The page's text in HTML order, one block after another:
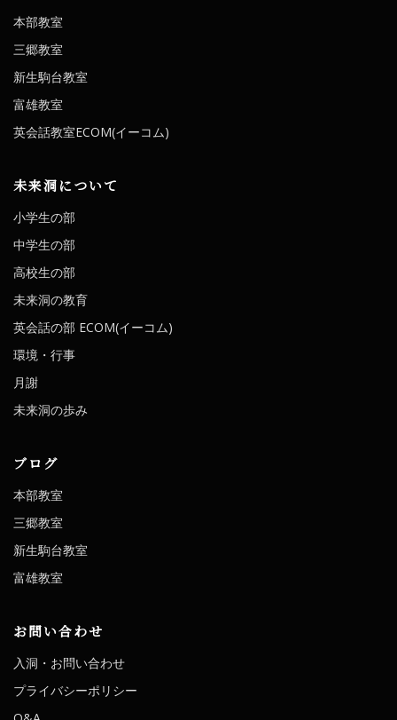
本部教室
三郷教室
新生駒台教室
富雄教室
英会話教室ECOM(イーコム)
未来洞について
小学生の部
中学生の部
高校生の部
未来洞の教育
英会話の部 ECOM(イーコム)
環境・行事
月謝
未来洞の歩み
ブログ
本部教室
三郷教室
新生駒台教室
富雄教室
お問い合わせ
入洞・お問い合わせ
プライバシーポリシー